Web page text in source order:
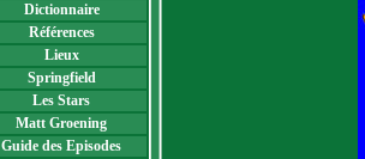
Dictionnaire
Références
Lieux
Springfield
Les Stars
Matt Groening
Guide des Episodes